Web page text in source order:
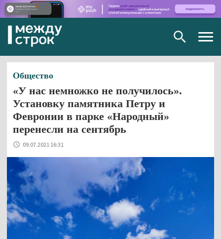
Общество
«У нас немножко не получилось».
Установку памятника Петру и
Февронии в парке «Народный»
перенесли на сентябрь
09.07.2021 16:31